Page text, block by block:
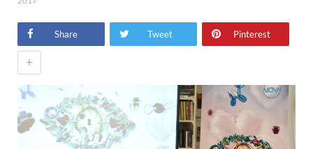
Share Tweet Pinterest
+